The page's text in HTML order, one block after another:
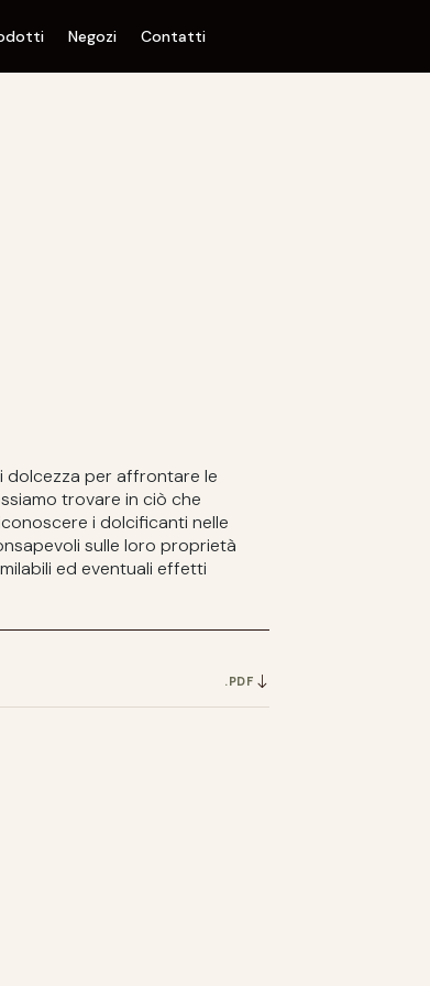
Negozi Contatti
dolcezza per affrontare le
trovare in ciò che
i dolcificanti nelle
sulle loro proprietà
ed eventuali effetti
.PDF